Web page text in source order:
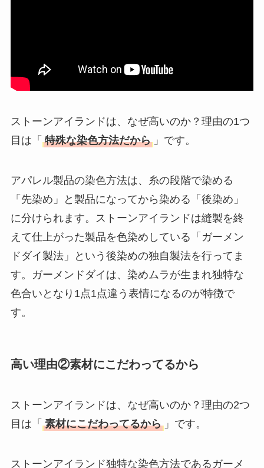
ストーンアイランドは、なぜ高いのか？理由の1つ
目は「 特殊な染色方法だから 」です。
アパレル製品の染色方法は、糸の段階で染める
「先染め」と製品になってから染める「後染め」
に分けられます。ストーンアイランドは縫製を終
えて仕上がった製品を色染めしている「ガーメン
ドダイ製法」という後染めの独自製法を行ってま
す。ガーメンドダイは、染めムラが生まれ独特な
色合いとなり1点1点違う表情になるのが特徴で
す。
高い理由②素材にこだわってるから
ストーンアイランドは、なぜ高いのか？理由の2つ
目は「 素材にこだわってるから 」です。
ストーンアイランド独特な染色方法であるガーメ